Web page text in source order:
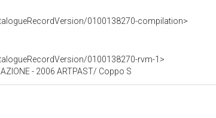
0100138270-compilation>
0100138270-rvm-1>
- 2006 ARTPAST/ Coppo S